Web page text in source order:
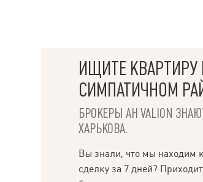
ИЩИТЕ КВАРТИРУ
СИМПАТИЧНОМ
БРОКЕРЫ АН VALION
ХАРЬКОВА.
Вы знали, что мы находим
сделку за 7 дней?